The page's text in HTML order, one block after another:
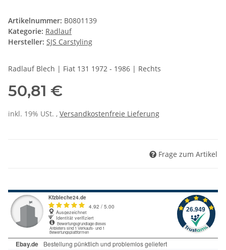
Artikelnummer: B0801139
Kategorie: Radlauf
Hersteller: SJS Carstyling
Radlauf Blech | Fiat 131 1972 - 1986 | Rechts
50,81 €
inkl. 19% USt. , Versandkostenfreie Lieferung
Frage zum Artikel